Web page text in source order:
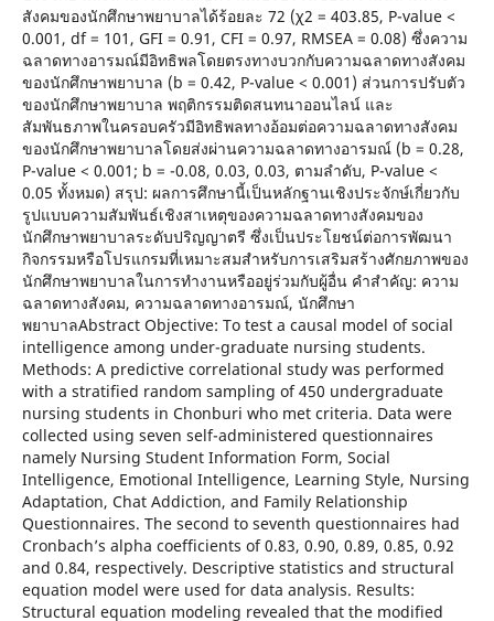
สังคมของนักศึกษาพยาบาลได้ร้อยละ 72 (χ2 = 403.85, P-value <
0.001, df = 101, GFI = 0.91, CFI = 0.97, RMSEA = 0.08) ซึ่งความ
ฉลาดทางอารมณ์มีอิทธิพลโดยตรงทางบวกกับความฉลาดทางสังคม
ของนักศึกษาพยาบาล (b = 0.42, P-value < 0.001) ส่วนการปรับตัว
ของนักศึกษาพยาบาล พฤติกรรมติดสนทนาออนไลน์ และ
สัมพันธภาพในครอบครัวมีอิทธิพลทางอ้อมต่อความฉลาดทางสังคม
ของนักศึกษาพยาบาลโดยส่งผ่านความฉลาดทางอารมณ์ (b = 0.28,
P-value < 0.001; b = -0.08, 0.03, 0.03, ตามลำดับ, P-value <
0.05 ทั้งหมด) สรุป: ผลการศึกษานี้เป็นหลักฐานเชิงประจักษ์เกี่ยวกับ
รูปแบบความสัมพันธ์เชิงสาเหตุของความฉลาดทางสังคมของ
นักศึกษาพยาบาลระดับปริญญาตรี ซึ่งเป็นประโยชน์ต่อการพัฒนา
กิจกรรมหรือโปรแกรมที่เหมาะสมสำหรับการเสริมสร้างศักยภาพของ
นักศึกษาพยาบาลในการทำงานหรืออยู่ร่วมกับผู้อื่น คำสำคัญ: ความ
ฉลาดทางสังคม, ความฉลาดทางอารมณ์, นักศึกษา
พยาบาลAbstract Objective: To test a causal model of social
intelligence among under-graduate nursing students.
Methods: A predictive correlational study was performed
with a stratified random sampling of 450 undergraduate
nursing students in Chonburi who met criteria. Data were
collected using seven self-administered questionnaires
namely Nursing Student Information Form, Social
Intelligence, Emotional Intelligence, Learning Style, Nursing
Adaptation, Chat Addiction, and Family Relationship
Questionnaires. The second to seventh questionnaires had
Cronbach’s alpha coefficients of 0.83, 0.90, 0.89, 0.85, 0.92
and 0.84, respectively. Descriptive statistics and structural
equation model were used for data analysis. Results:
Structural equation modeling revealed that the modified